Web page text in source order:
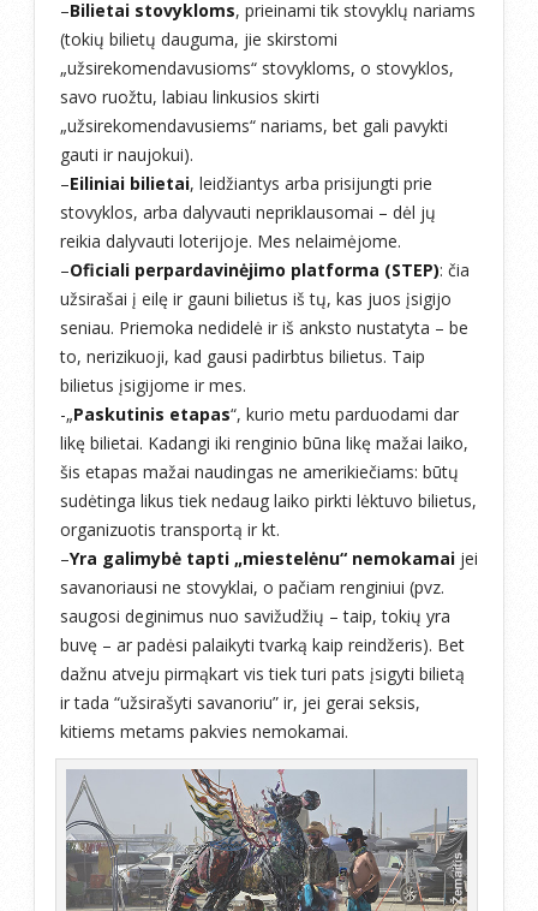
–Bilietai stovykloms, prieinami tik stovyklų nariams
(tokių bilietų dauguma, jie skirstomi
„užsirekomendavusioms“ stovykloms, o stovyklos,
savo ruožtu, labiau linkusios skirti
„užsirekomendavusiems“ nariams, bet gali pavykti
gauti ir naujokui).
–Eiliniai bilietai, leidžiantys arba prisijungti prie
stovyklos, arba dalyvauti nepriklausomai – dėl jų
reikia dalyvauti loterijoje. Mes nelaimėjome.
–Oficiali perpardavinėjimo platforma (STEP): čia
užsirašai į eilę ir gauni bilietus iš tų, kas juos įsigijo
seniau. Priemoka nedidelė ir iš anksto nustatyta – be
to, nerizikuoji, kad gausi padirbtus bilietus. Taip
bilietus įsigijome ir mes.
-„Paskutinis etapas“, kurio metu parduodami dar
likę bilietai. Kadangi iki renginio būna likę mažai laiko,
šis etapas mažai naudingas ne amerikiečiams: būtų
sudėtinga likus tiek nedaug laiko pirkti lėktuvo bilietus,
organizuotis transportą ir kt.
–Yra galimybė tapti „miestelėnu“ nemokamai jei
savanoriausi ne stovyklai, o pačiam renginiui (pvz.
saugosi deginimus nuo savižudžių – taip, tokių yra
buvę – ar padėsi palaikyti tvarką kaip reindžeris). Bet
dažnu atveju pirmąkart vis tiek turi pats įsigyti bilietą
ir tada “užsirašyti savanoriu” ir, jei gerai seksis,
kitiems metams pakvies nemokamai.